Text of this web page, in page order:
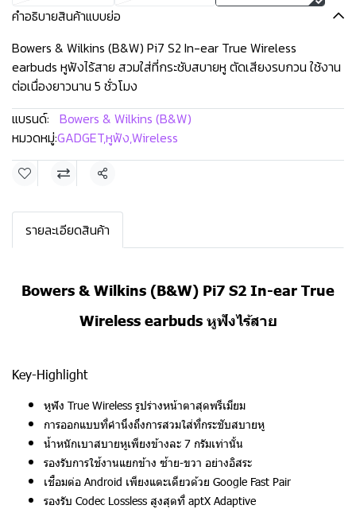
คำอธิบายสินค้าแบบย่อ
Bowers & Wilkins (B&W) Pi7 S2 In-ear True Wireless
earbuds หูฟังไร้สาย สวมใส่ที่กระชับสบายหู ตัดเสียงรบกวน ใช้งาน
ต่อเนื่องยาวนาน 5 ชั่วโมง
แบรนด์: Bowers & Wilkins (B&W)
หมวดหมู่:GADGET,หูฟัง,Wireless
แชร์
รายละเอียดสินค้า
Bowers & Wilkins (B&W) Pi7 S2 In-ear True
Wireless earbuds หูฟังไร้สาย
Key-Highlight
หูฟัง True Wireless รูปร่างหน้าตาสุดพรีเมียม
การออกแบบที่คำนึงถึงการสวมใส่ที่กระชับสบายหู
น้ำหนักเบาสบายหูเพียงข้างละ 7 กรัมเท่านั้น
รองรับการใช้งานแยกข้าง ซ้าย-ขวา อย่างอิสระ
เชื่อมต่อ Android เพียงแตะเดียวด้วย Google Fast Pair
รองรับ Codec Lossless สูงสุดที่ aptX Adaptive